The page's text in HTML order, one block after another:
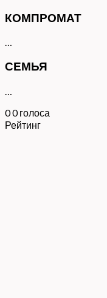
КОМПРОМАТ
…
СЕМЬЯ
00 голоса
Рейтинг